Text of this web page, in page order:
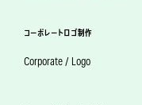
コーポレートロゴ制作
Corporate / Logo